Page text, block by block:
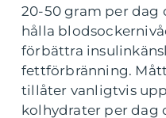
20-50 gram per dag
hålla
förbättra
fettförbränning.
tillåter vanligtvis
kolhydrater per dag